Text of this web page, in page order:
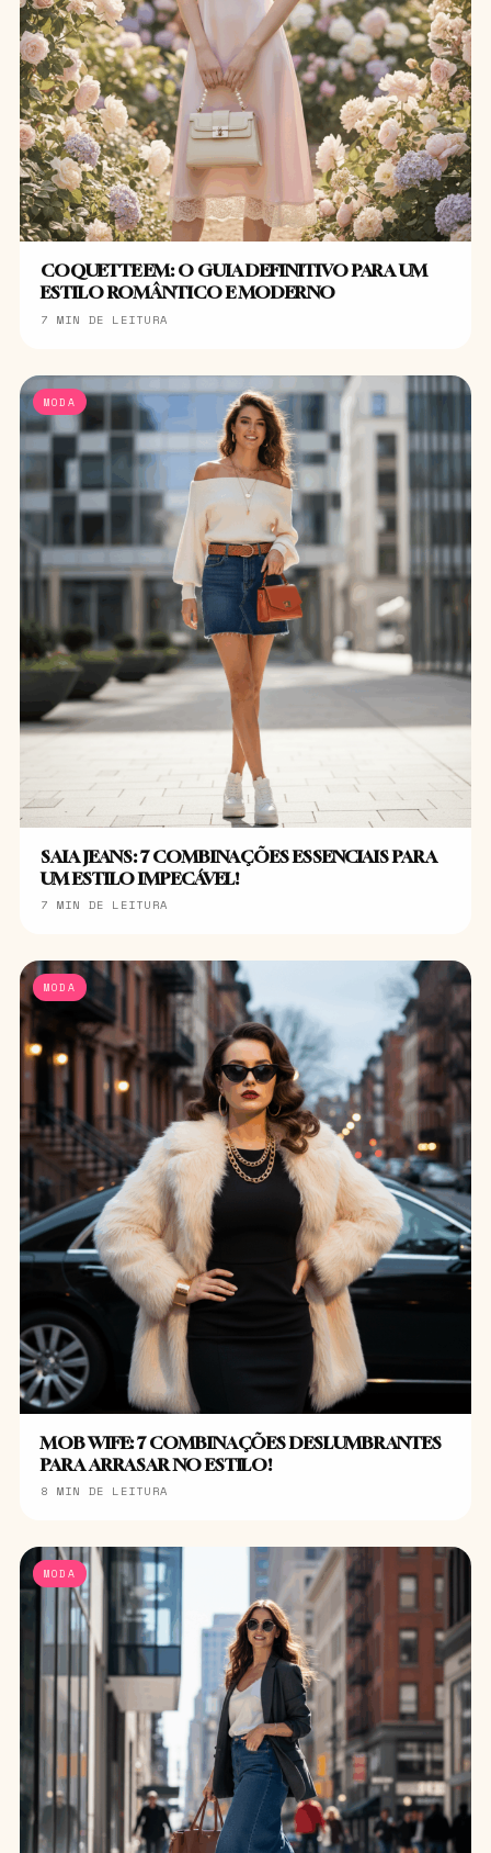
COQUETTE EM: O GUIA DEFINITIVO PARA UM
ESTILO ROMÂNTICO E MODERNO
7 MIN DE LEITURA
MODA
SAIA JEANS: 7 COMBINAÇÕES ESSENCIAIS PARA
UM ESTILO IMPECÁVEL!
7 MIN DE LEITURA
MODA
MOB WIFE: 7 COMBINAÇÕES DESLUMBRANTES
PARA ARRASAR NO ESTILO!
8 MIN DE LEITURA
MODA